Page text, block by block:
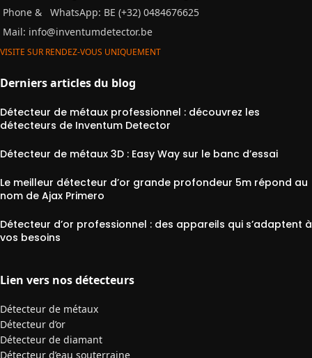
Phone &
WhatsApp: BE (+32) 0484676625
Mail: info@inventumdetector.be
VISITE SUR RENDEZ-VOUS UNIQUEMENT
Derniers articles du blog
Détecteur de métaux professionnel : découvrez les
détecteurs de Inventum Detector
Détecteur de métaux 3D : Easy Way sur le banc d’essai
Le meilleur détecteur d’or grande profondeur 5m répond au
nom de Ajax Primero
Détecteur d’or professionnel : des appareils qui s’adaptent à
vos besoins
Lien vers nos détecteurs
Détecteur de métaux
Détecteur d’or
Détecteur de diamant
Détecteur d’eau souterraine